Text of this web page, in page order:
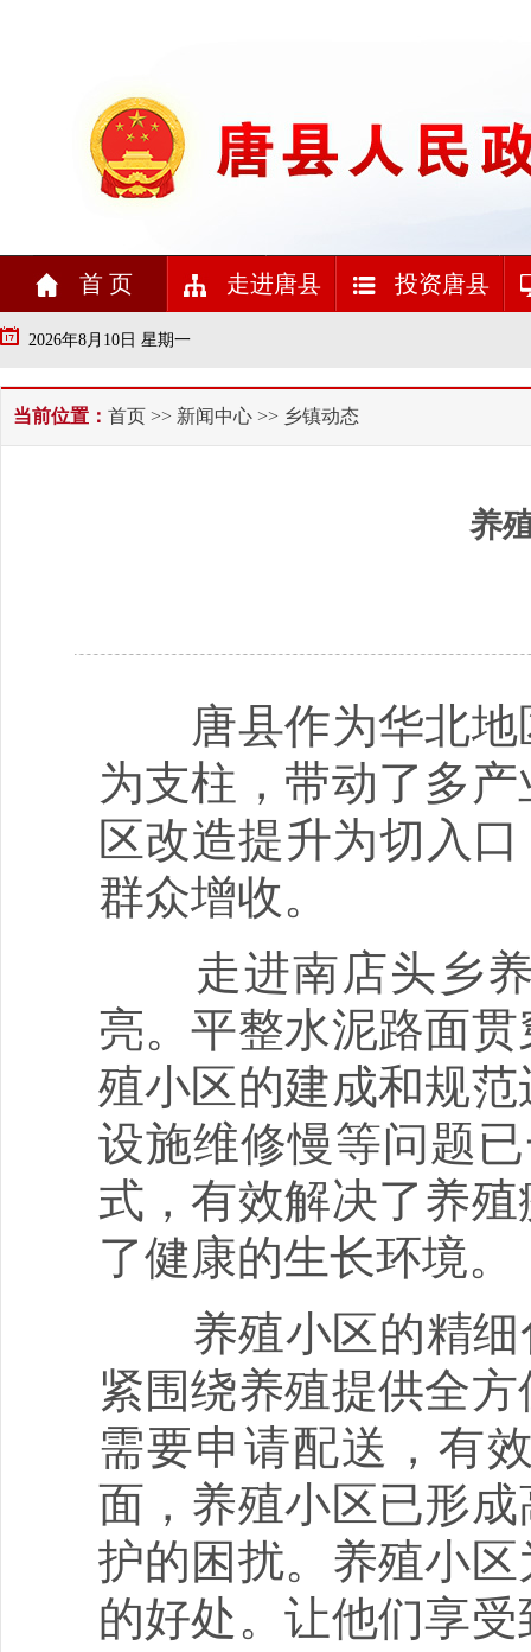
首 页 走进唐县 投资唐县
2026年8月10日 星期一
当前位置： 首页 >> 新闻中心 >> 乡镇动态
养
唐县作为华北地
为支柱，带动了多
区改造提升为切入
群众增收。
走进南店头乡养
亮。平整水泥路面
殖小区的建成和规
设施维修慢等问题
式，有效解决了养
了健康的生长环境。
养殖小区的精细
紧围绕养殖提供全
需要申请配送，有
面，养殖小区已形
护的困扰。养殖小
的好处。让他们享